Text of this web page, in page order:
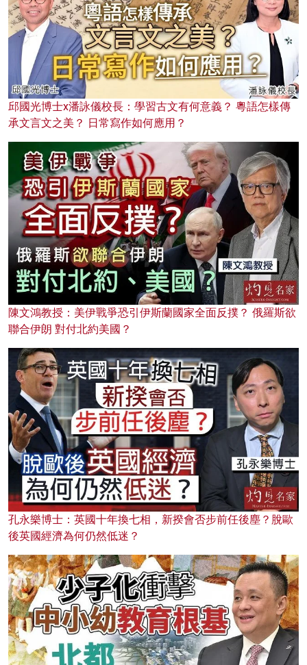
邱國光博士x潘詠儀校長：學習古文有何意義？ 粵語怎樣傳
承文言文之美？ 日常寫作如何應用？
陳文鴻教授：美伊戰爭恐引伊斯蘭國家全面反撲？ 俄羅斯欲
聯合伊朗 對付北約美國？
孔永樂博士：英國十年換七相，新揆會否步前任後塵？脫歐
後英國經濟為何仍然低迷？